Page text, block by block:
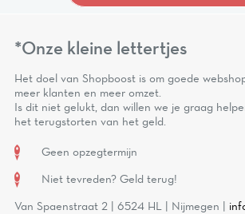
*Onze kleine lettertjes
Het doel van Shopboost is om goede
meer klanten en meer omzet.
Is dit niet gelukt, dan willen we je graag
het terugstorten van het geld.
Geen opzegtermijn
Niet tevreden? Geld terug!
Van Spaenstraat 2 | 6524 HL | Nijmegen |